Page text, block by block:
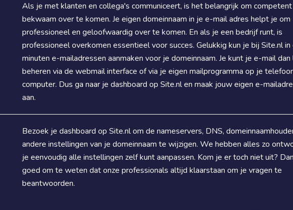
Als je met klanten en collega's communiceert, is het belangrijk om
bekwaam over te komen. Je eigen domeinnaam in je e-mail adres helpt je om
professioneel en geloofwaardig over te komen. En als je een bedrijf runt, is
professioneel overkomen essentieel voor succes. Gelukkig kun je bij Site.nl in
minuten e-mailadressen aanmaken voor je domeinnaam. Je kunt je e-mail dan
beheren via de webmail interface of via je eigen mailprogramma op je
computer. Dus ga naar je dashboard op Site.nl en maak jouw eigen e-
aan.
Bezoek je dashboard op Site.nl om de nameservers, DNS,
andere instellingen van je domeinnaam te wijzigen. We hebben alles zo
je eenvoudig alle instellingen zelf kunt aanpassen. Kom je er toch niet uit?
goed om te weten dat onze professionals altijd klaarstaan om je vragen te
beantwoorden.